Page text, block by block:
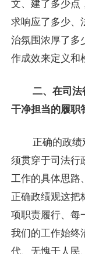
求响应了多少、
治氛围浓厚了多
作成效来定义和
二、在司
干净担当的履职
正确的政
须贯穿于司法行
工作的具体思路
正确政绩观这把
项职责履行、每
我们的工作始终
代、无愧于人民